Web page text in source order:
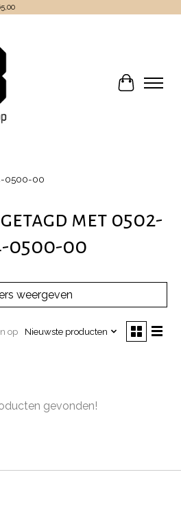
0500-00
met 0502-
0500-00
weergeven
op Nieuwste producten
gevonden!